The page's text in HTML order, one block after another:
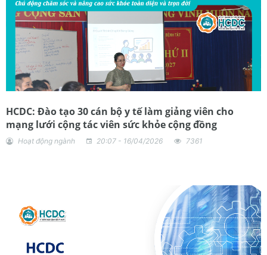
HCDC: Đào tạo 30 cán bộ y tế làm giảng viên cho
mạng lưới cộng tác viên sức khỏe cộng đồng
Hoạt động ngành 20:07 - 16/04/2026 7361